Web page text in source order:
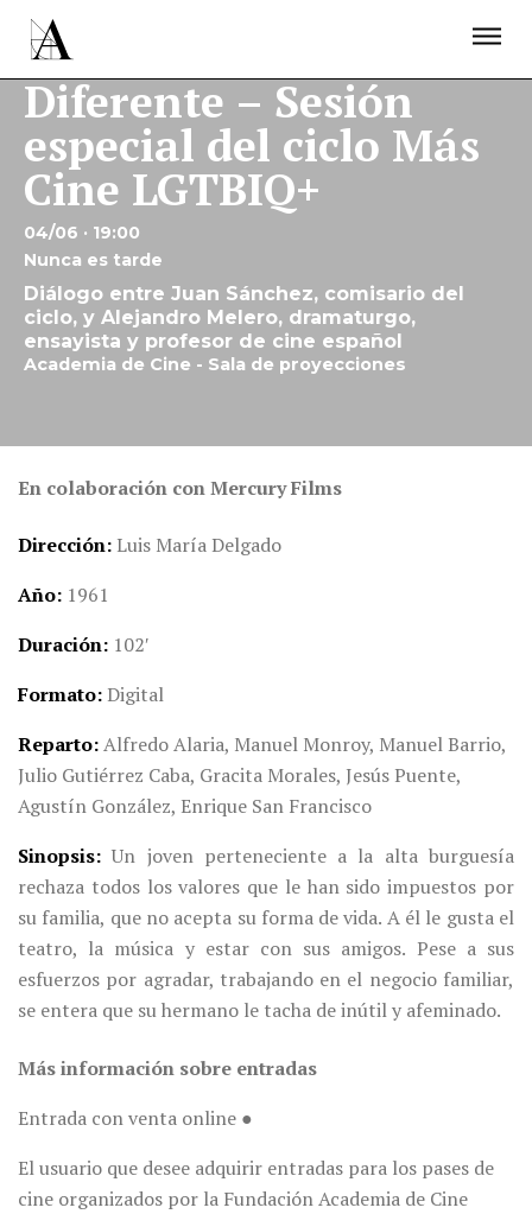
Diferente – Sesión
especial del ciclo Más
Cine LGTBIQ+
04/06 · 19:00
Nunca es tarde
Diálogo entre Juan Sánchez, comisario del
ciclo, y Alejandro Melero, dramaturgo,
ensayista y profesor de cine español
Academia de Cine - Sala de proyecciones
En colaboración con Mercury Films
Dirección Luis María Delgado
Año 1961
Duración 102′
Formato Digital
Reparto Alfredo Alaria, Manuel Monroy, Manuel Barrio,
Julio Gutiérrez Caba, Gracita Morales, Jesús Puente,
Agustín González, Enrique San Francisco
Sinopsis
Un joven perteneciente a la alta burguesía
rechaza todos los valores que le han sido impuestos por
su familia, que no acepta su forma de vida. A él le gusta el
teatro, la música y estar con sus amigos. Pese a sus
esfuerzos por agradar, trabajando en el negocio familiar,
se entera que su hermano le tacha de inútil y afeminado.
Más información sobre entradas
Entrada con venta online ●
El usuario que desee adquirir entradas para los pases de
cine organizados por la Fundación Academia de Cine
ACTUALIDAD
PROYECTOS
RESIDENCIAS